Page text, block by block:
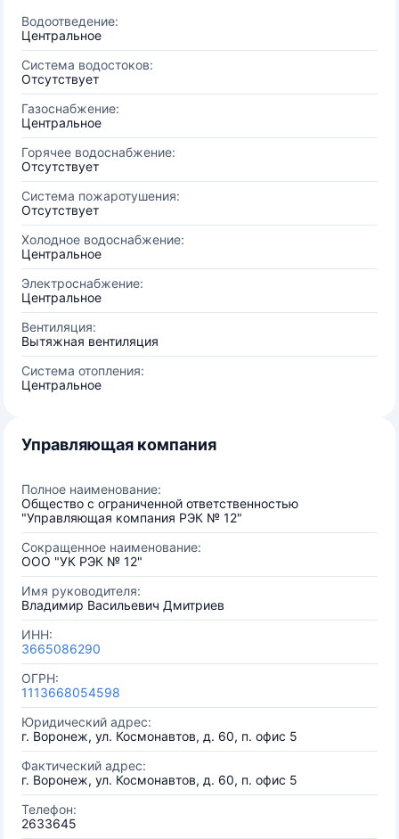
Водоотведение:
Центральное
Система водостоков:
Отсутствует
Газоснабжение:
Центральное
Горячее водоснабжение:
Отсутствует
Система пожаротушения:
Отсутствует
Холодное водоснабжение:
Центральное
Электроснабжение:
Центральное
Вентиляция:
Вытяжная вентиляция
Система отопления:
Центральное
Управляющая компания
Полное наименование:
Общество с ограниченной ответственностью
"Управляющая компания РЭК № 12"
Сокращенное наименование:
ООО "УК РЭК № 12"
Имя руководителя:
Владимир Васильевич Дмитриев
ИНН:
3665086290
ОГРН:
1113668054598
Юридический адрес:
г. Воронеж, ул. Космонавтов, д. 60, п. офис 5
Фактический адрес:
г. Воронеж, ул. Космонавтов, д. 60, п. офис 5
Телефон:
2633645